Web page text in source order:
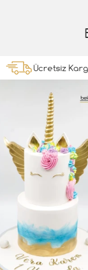
Ücretsiz